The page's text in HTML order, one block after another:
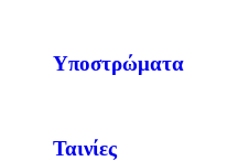
Υποστρώματα
Ταινίες